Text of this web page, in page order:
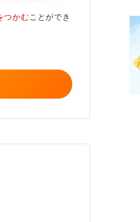
識して練習を繰
寧に解くことが
しょう。1問当た
つかむ ことができ